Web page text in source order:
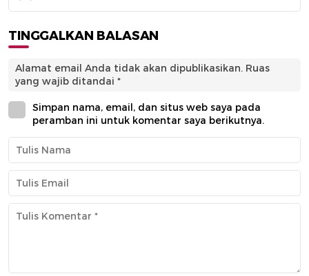
TINGGALKAN BALASAN
Alamat email Anda tidak akan dipublikasikan. Ruas
yang wajib ditandai *
Simpan nama, email, dan situs web saya pada
peramban ini untuk komentar saya berikutnya.